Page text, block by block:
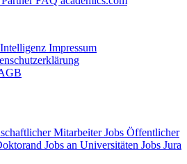
Impressum
MitarbeiterJobs Öffentlicher
Jobs an Universitäten Jobs Jura